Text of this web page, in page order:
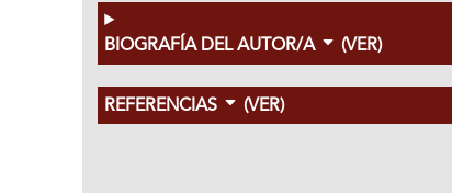
BIOGRAFÍA DEL AUTOR/A (VER)
REFERENCIAS (VER)